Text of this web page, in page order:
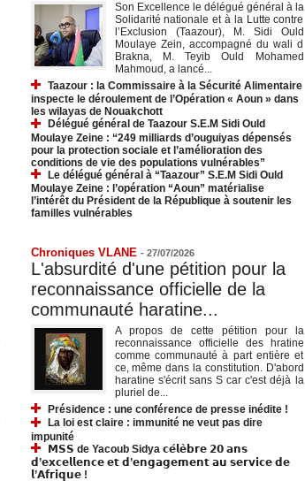
Son Excellence le délégué général à la
Solidarité nationale et à la Lutte contre
l’Exclusion (Taazour), M. Sidi Ould
Moulaye Zein, accompagné du wali d
Brakna, M. Teyib Ould Mohamed
Mahmoud, a lancé...
Taazour : la Commissaire à la Sécurité Alimentaire
inspecte le déroulement de l’Opération « Aoun » dans
les wilayas de Nouakchott
Délégué général de Taazour S.E.M Sidi Ould
Moulaye Zeine : “249 milliards d’ouguiyas dépensés
pour la protection sociale et l’amélioration des
conditions de vie des populations vulnérables”
Le délégué général à “Taazour” S.E.M Sidi Ould
Moulaye Zeine : l’opération “Aoun” matérialise
l’intérêt du Président de la République à soutenir les
familles vulnérables
Chroniques VLANE - 27/07/2026
L'absurdité d'une pétition pour la
reconnaissance officielle de la
communauté haratine...
A propos de cette pétition pour la
reconnaissance officielle des hratine
comme communauté à part entière et
ce, même dans la constitution. D'abord
haratine s'écrit sans S car c'est déjà la
pluriel de...
Présidence : une conférence de presse inédite !
La loi est claire : immunité ne veut pas dire
impunité
𝗠𝗦𝗦 de Yacoub Sidya 𝗰𝗲́𝗹𝗲̀𝗯𝗿𝗲 𝟮𝟬 𝗮𝗻𝘀
𝗱’𝗲𝘅𝗰𝗲𝗹𝗹𝗲𝗻𝗰𝗲 𝗲𝘁 𝗱’𝗲𝗻𝗴𝗮𝗴𝗲𝗺𝗲𝗻𝘁 𝗮𝘂 𝘀𝗲𝗿𝘃𝗶𝗰𝗲 𝗱𝗲
𝗹’𝗔𝗳𝗿𝗶𝗾𝘂𝗲 !